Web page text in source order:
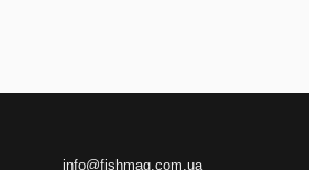
info@fishmag.com.ua